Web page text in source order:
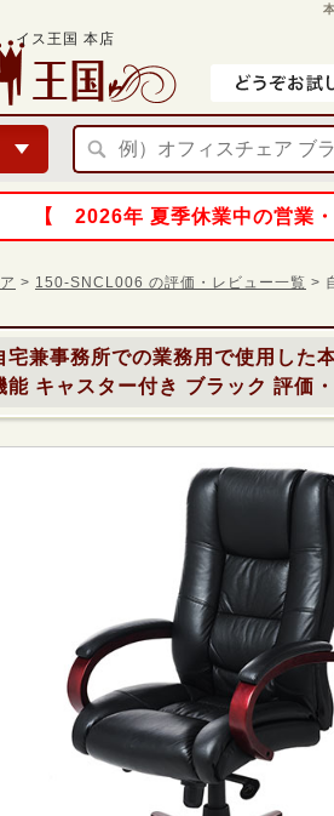
イス王国 本店
【 2026年 夏季休業中の営業
> 150-SNCL006 の評価・レビュー一覧 >
宅兼事務所での業務用で使用した
能 キャスター付き ブラック 評価